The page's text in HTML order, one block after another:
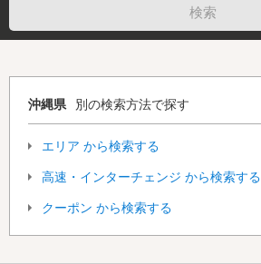
沖縄県 別の検索方法で探す
エリア から検索する
高速・インターチェンジ から検索する
クーポン から検索する